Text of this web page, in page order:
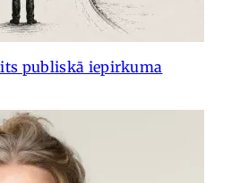
publiskā iepirkuma